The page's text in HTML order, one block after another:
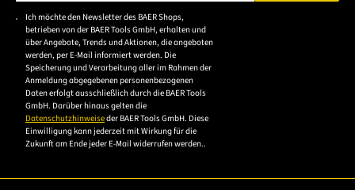
Bitte geben Sie eine gültige E-Mail-Adresse ein.
Ich möchte den Newsletter des BAER Shops,
betrieben von der BAER Tools GmbH, erhalten und
über Angebote, Trends und Aktionen, die angeboten
werden, per E-Mail informiert werden. Die
Speicherung und Verarbeitung aller im Rahmen der
Anmeldung abgegebenen personenbezogenen
Daten erfolgt ausschließlich durch die BAER Tools
GmbH. Darüber hinaus gelten die
Datenschutzhinweiseder BAER Tools GmbH. Diese
Einwilligung kann jederzeit mit Wirkung für die
Zukunft am Ende jeder E-Mail widerrufen werden..